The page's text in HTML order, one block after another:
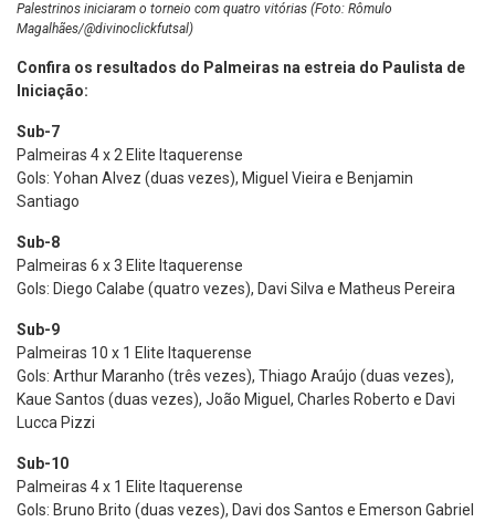
Palestrinos iniciaram o torneio com quatro vitórias (Foto: Rômulo
Magalhães/@divinoclickfutsal)
Confira os resultados do Palmeiras na estreia do Paulista de
Iniciação:
Sub-7
Palmeiras 4 x 2 Elite Itaquerense
Gols: Yohan Alvez (duas vezes), Miguel Vieira e Benjamin
Santiago
Sub-8
Palmeiras 6 x 3 Elite Itaquerense
Gols: Diego Calabe (quatro vezes), Davi Silva e Matheus Pereira
Sub-9
Palmeiras 10 x 1 Elite Itaquerense
Gols: Arthur Maranho (três vezes), Thiago Araújo (duas vezes),
Kaue Santos (duas vezes), João Miguel, Charles Roberto e Davi
Lucca Pizzi
Sub-10
Palmeiras 4 x 1 Elite Itaquerense
Gols: Bruno Brito (duas vezes), Davi dos Santos e Emerson Gabriel